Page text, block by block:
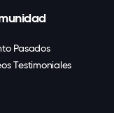
Pasados
Testimoniales